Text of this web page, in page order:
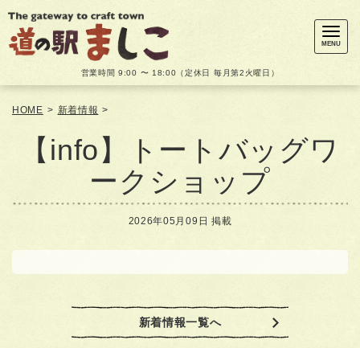
メ
ニ
ュ
ー
MENU
営業時間 9:00 〜 18:00（定休日 毎月第2火曜日）
HOME > 新着情報 >
【info】トートバッグワ
ークショップ
2026年05月09日 掲載
新着情報一覧へ